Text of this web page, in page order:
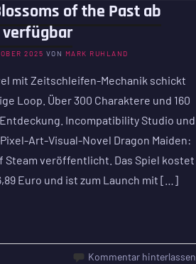
of the Past ab
2025 VON MARK RUHLAND
mit Zeitschleifen-Mechanik schickt
Loop. Über 300 Charaktere und 160
Incompatibility Studio und
Art-Visual-Novel Dragon Maiden:
Steam veröffentlicht. Das Spiel kostet
Euro und ist zum Launch mit […]
Kommentar hinterlassen